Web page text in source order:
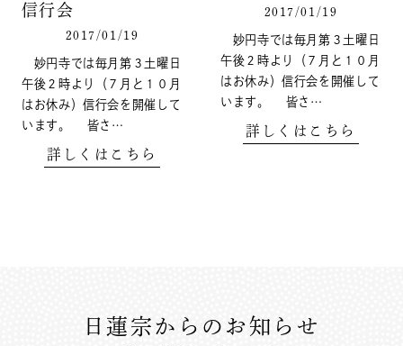
信行会
2017/01/19
妙円寺では毎月第３土曜日
午後２時より（７月と１０月
はお休み）信行会を開催して
います。 皆さ…
詳しくはこちら
2017/01/19
妙円寺では毎月第３土曜日
午後２時より（７月と１０月
はお休み）信行会を開催して
います。 皆さ…
詳しくはこちら
日蓮宗からのお知らせ